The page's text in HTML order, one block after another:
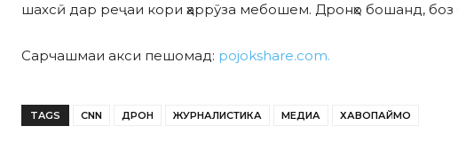
шахсӣ дар реҷаи кори ҳаррӯза мебошем. Дронҳо бошанд,
Сарчашмаи акси пешомад: pojokshare.com.
TAGS CNN ДРОН ЖУРНАЛИСТИКА МЕДИА ХАВОПАЙМО